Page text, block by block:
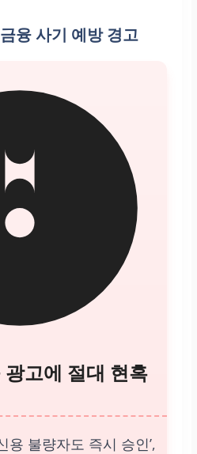
융 사기 예방 경고
고에 절대 현혹
용 불량자도 즉시 승인’,